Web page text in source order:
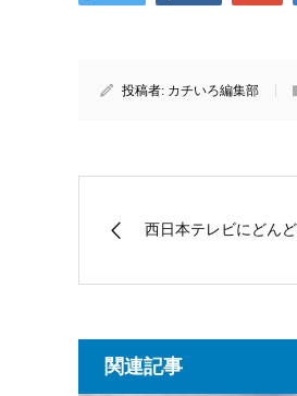
投稿者: カチいろ編集部
西日本テレビにどん
関連記事